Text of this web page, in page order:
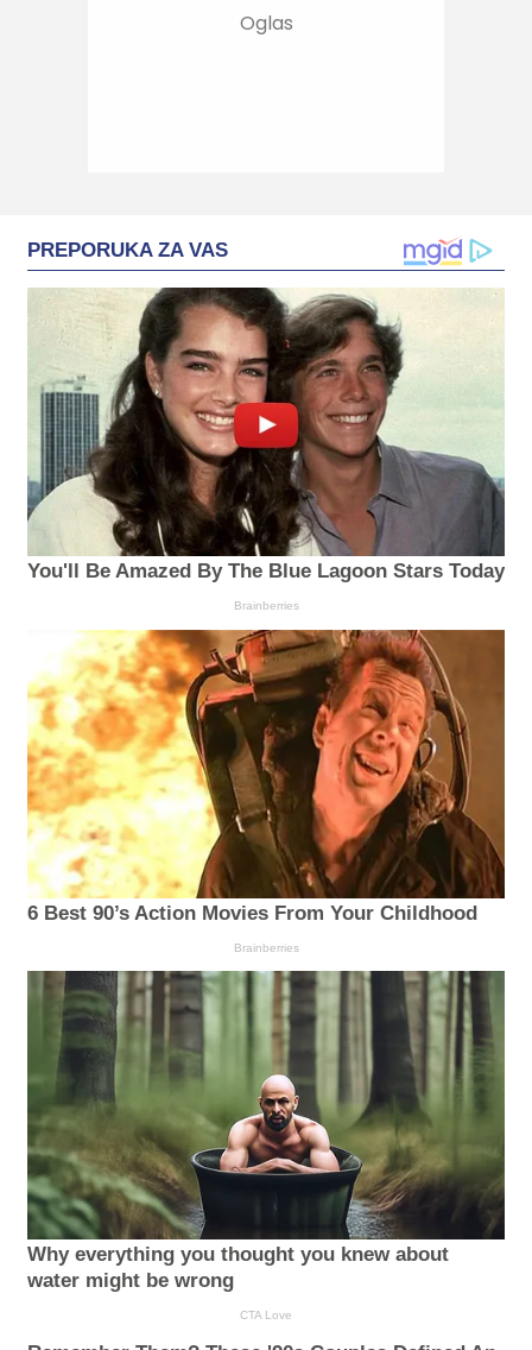
PREPORUKA ZA VAS
You'll Be Amazed By The Blue Lagoon Stars Today
Brainberries
6 Best 90’s Action Movies From Your Childhood
Brainberries
Why everything you thought you knew about
water might be wrong
CTA Love